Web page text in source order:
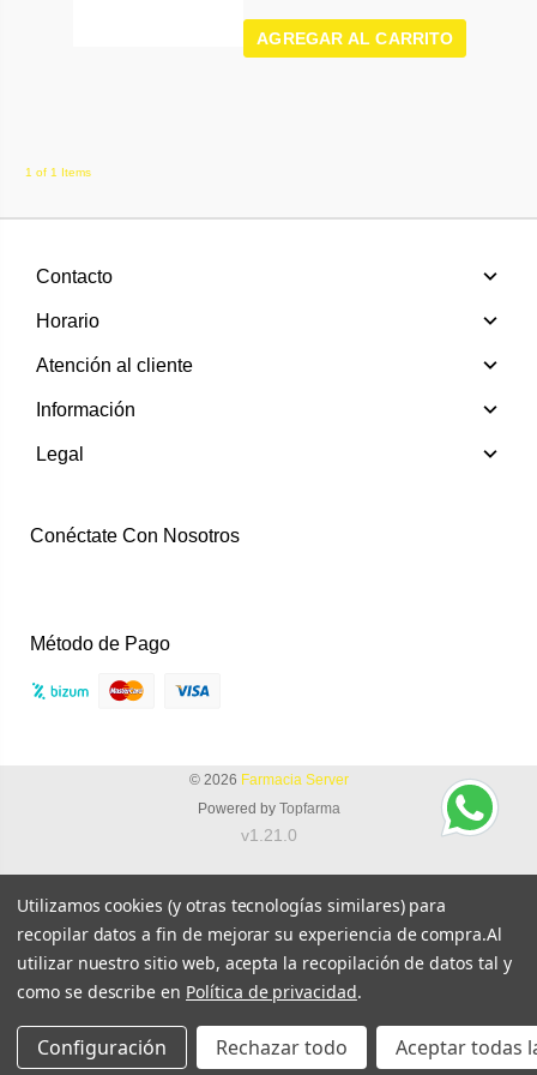
AGREGAR AL CARRITO
1 of 1 Items
Contacto
Horario
Atención al cliente
Información
Legal
Conéctate Con Nosotros
Método de Pago
© 2026 Farmacia Server
Powered by Topfarma
v1.21.0
Utilizamos cookies (y otras tecnologías similares) para
recopilar datos a fin de mejorar su experiencia de compra.Al
utilizar nuestro sitio web, acepta la recopilación de datos tal y
como se describe en Política de privacidad.
Configuración Rechazar todo Aceptar todas